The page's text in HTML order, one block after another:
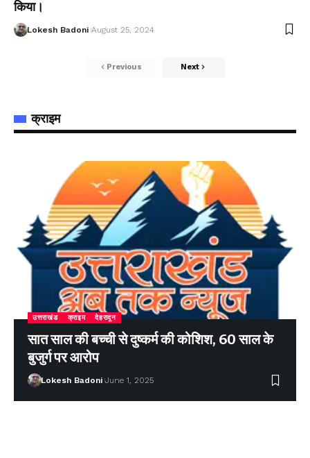
किया।
Lokesh Badoni August 25, 2024
Previous Next
क्राइम
उत्तराखंड क्राइम देहरादून
सात साल की बच्ची से दुष्कर्म की कोशिश, 60 साल के
बुजुर्ग पर आरोप
Lokesh Badoni June 1, 2025